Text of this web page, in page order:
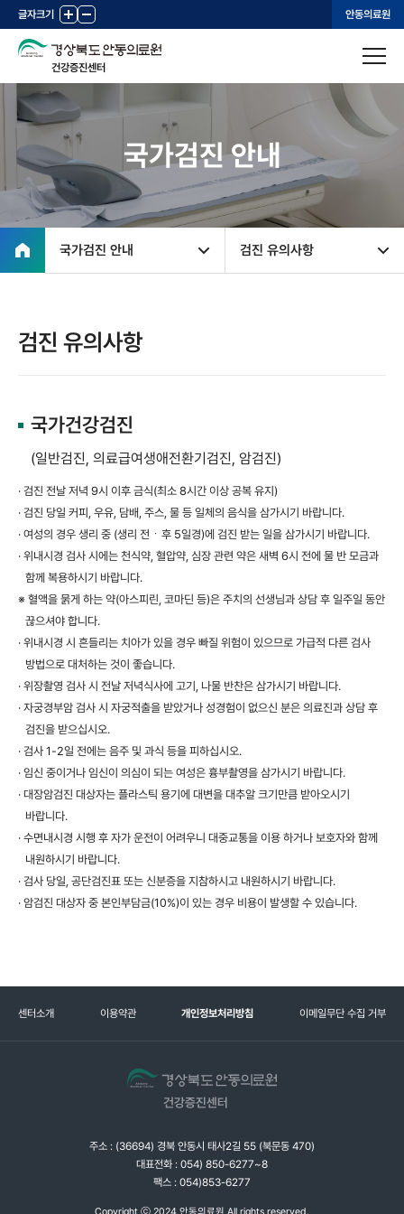
글자크기 + - 안동의료원
건강증진센터
국가검진 안내
검진 유의사항
국가검진 안내 검진 유의사항
국가건강검진
(일반검진, 의료급여생애전환기검진, 암검진)
· 검진 전날 저녁 9시 이후 금식(최소 8시간 이상 공복 유지)
· 검진 당일 커피, 우유, 담배, 주스, 물 등 일체의 음식을 삼가시기 바랍니다.
· 여성의 경우 생리 중 (생리 전ㆍ후 5일경)에 검진 받는 일을 삼가시기 바랍니다.
· 위내시경 검사 시에는 천식약, 혈압약, 심장 관련 약은 새벽 6시 전에 물 반 모금과
함께 복용하시기 바랍니다.
※ 혈액을 묽게 하는 약(아스피린, 코마딘 등)은 주치의 선생님과 상담 후 일주일 동안
끊으셔야 합니다.
· 위내시경 시 흔들리는 치아가 있을 경우 빠질 위험이 있으므로 가급적 다른 검사
방법으로 대처하는 것이 좋습니다.
· 위장촬영 검사 시 전날 저녁식사에 고기, 나물 반찬은 삼가시기 바랍니다.
· 자궁경부암 검사 시 자궁적출을 받았거나 성경험이 없으신 분은 의료진과 상담 후
검진을 받으십시오.
· 검사 1-2일 전에는 음주 및 과식 등을 피하십시오.
· 임신 중이거나 임신이 의심이 되는 여성은 흉부촬영을 삼가시기 바랍니다.
· 대장암검진 대상자는 플라스틱 용기에 대변을 대추알 크기만큼 받아오시기
바랍니다.
· 수면내시경 시행 후 자가 운전이 어려우니 대중교통을 이용 하거나 보호자와 함께
내원하시기 바랍니다.
· 검사 당일, 공단검진표 또는 신분증을 지참하시고 내원하시기 바랍니다.
· 암검진 대상자 중 본인부담금(10%)이 있는 경우 비용이 발생할 수 있습니다.
센터소개 이용약관 개인정보처리방침 이메일무단 수집 거부
주소 : (36694) 경북 안동시 태사2길 55 (북문동 470)
대표전화 : 054) 850-6277~8
팩스 : 054)853-6277